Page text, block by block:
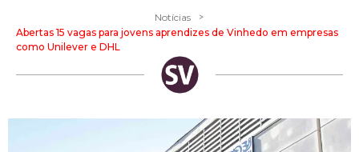
Notícias >
Abertas 15 vagas para jovens aprendizes de Vinhedo em empresas
como Unilever e DHL